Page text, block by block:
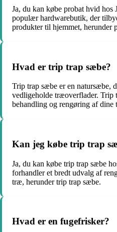
Ja, du kan købe probat hvid hos
populær hardwarebutik, der
produkter til hjemmet, herunder
Hvad er trip trap sæbe?
Trip trap sæbe er en natursæbe,
vedligeholde træoverflader. Trip
behandling og rengøring af dine
Kan jeg købe trip trap
Ja, du kan købe trip trap sæbe
forhandler et bredt udvalg af
træ, herunder trip trap sæbe.
Hvad er en fugefrisker?